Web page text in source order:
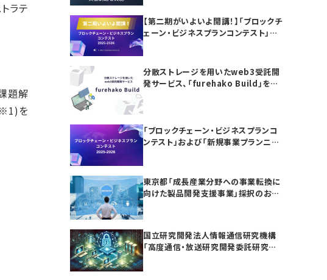
ラテ
題解
を
【第二期がいよいよ開講！】「ブロックチ
ェーン・ビジネスプランコンテスト」お
分散ストレージを用いたweb3受託開
発サービス、「furehako Build」を提
「ブロックチェーン・ビジネスプランコ
ンテスト」および「新規事業プランニン
東京都「成長産業分野への事業転換に
向けた製品開発支援事業」採択のお知
国立研究開発法人情報通信研究機構
「高度通信・放送研究開発委託研究に